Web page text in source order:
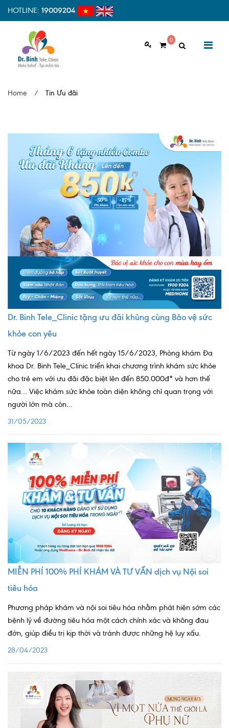
HOTLINE: 19009204
0
TRANG CHỦ
Vì sao nên chọn Dr.Binh Tele_Clinic
Đội ngũ y bác sĩ
Cơ sở vật chất
Hợp tác quốc tế
Quy trình khám bệnh tại Dr. Binh
Quy trình khám BHYT
Hồ sơ năng lực phòng khám
TIN TỨC
Tin sự kiện
Báo chí nói về chúng tôi
Tin tức BHYT
Nội
Sản - Phụ Khoa
Nhi
Da Liễu
Mắt
Răng Hàm Mặt
Vật lý trị liệu hồi phục chức năng
Xét nghiệm
Chẩn đoán hình ảnh
Nội soi tiêu hóa
Các gói khám sức khỏe
Home / Tin Ưu đãi
Dr. Binh Tele_Clinic tặng ưu đãi khủng cùng Bảo vệ sức
khỏe con yêu
Từ ngày 1/6/2023 đến hết ngày 15/6/2023, Phòng khám Đa
khoa Dr. Binh Tele_Clinic triển khai chương trình khám sức khỏe
cho trẻ em với ưu đãi đặc biệt lên đến 850.000đ* và hơn thế
nữa… Việc khám sức khỏe toàn diện không chỉ quan trọng với
người lớn mà còn...
31/05/2023
MIỄN PHÍ 100% PHÍ KHÁM VÀ TƯ VẤN dịch vụ Nội soi
tiêu hóa
Phương pháp khám và nội soi tiêu hóa nhằm phát hiện sớm các
bệnh lý về đường tiêu hóa một cách chính xác và không đau
đớn, giúp điều trị kịp thời và tránh được những hệ lụy xấu.
28/04/2023